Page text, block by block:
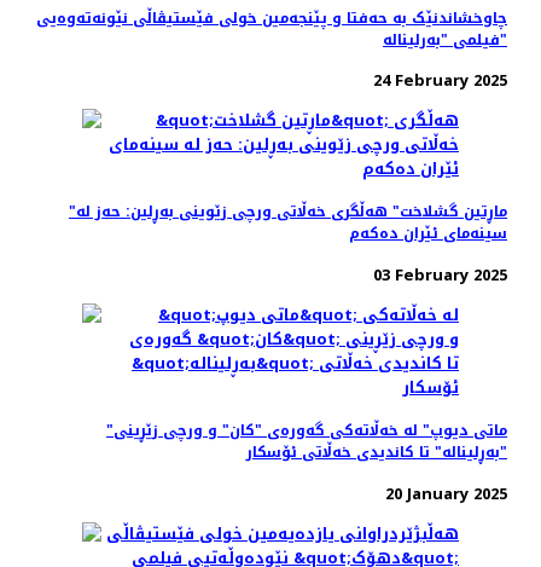
چاوخشاندنێک به حه‌فتا و پێنجه‌مین خولی فێستیڤاڵی نێونه‌ته‌وه‌یی
فیلمی "بەرلیناله"
24 February 2025
"ماڕتین گشلاخت" هە‌ڵگری خه‌ڵاتی ورچی زێوینی بەڕلین: حه‌ز له
سینه‌مای ئێران ده‌که‌م
03 February 2025
"ماتی دیوپ" لە خه‌ڵاته‌کی گه‌وره‌ی "کان" و ورچی زێڕینی
"بەڕلیناله" تا کاندیدی خه‌ڵاتی ئۆسکار
20 January 2025